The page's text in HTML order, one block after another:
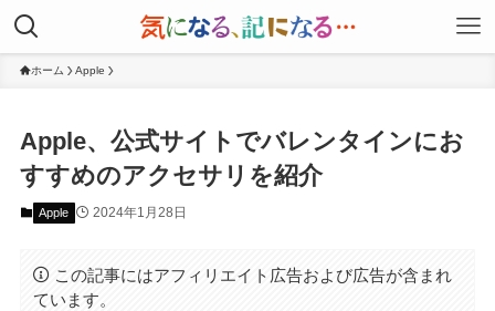
ホーム Apple
Apple、公式サイトでバレンタインにお
すすめのア‍ク‍セ‍サ‍リを紹介
Apple 2024年1月28日
この記事にはアフィリエイト広告および広告が含まれ
ています。